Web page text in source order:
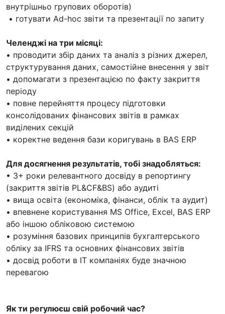
внутрішньо групових оборотів)
• готувати Ad-hoc звіти та презентації по запиту
Челенджі на три місяці:
• проводити збір даних та аналіз з різних джерел,
структурування даних, самостійне внесення у звіт
• допомагати з презентацією по факту закриття
періоду
• повне перейняття процесу підготовки
консолідованих фінансових звітів в рамках
виділених секцій
• коректне ведення бази коригувань в BAS ERP
Для досягнення результатів, тобі знадобляться:
• 3+ роки релевантного досвіду в репортингу
(закриття звітів PL&CF&BS) або аудиті
• вища освіта (економіка, фінанси, облік та аудит)
• впевнене користування MS Office, Excel, BAS ERP
або іншою обліковою системою
• розуміння базових принципів бухгалтерського
обліку за IFRS та основних фінансових звітів
• досвід роботи в IT компаніях буде значною
перевагою
Як ти регулюєш свій робочий час?